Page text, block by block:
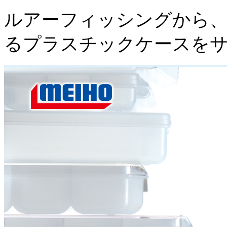
ルアーフィッシングから
るプラスチックケースを